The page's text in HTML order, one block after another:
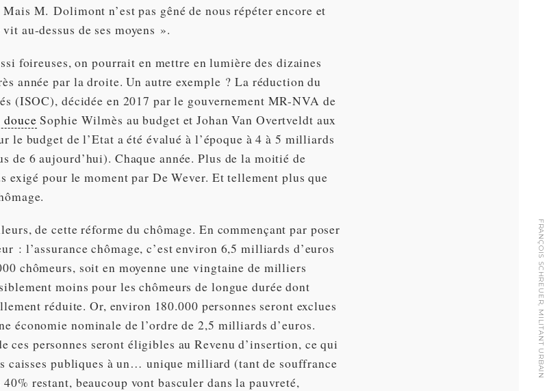
FRANÇOIS SCHREUER, MILITANT URBAIN
M. Dolimont n’est pas gêné de nous répéter encore et
au-dessus de ses moyens ».
foireuses, on pourrait en mettre en lumière des dizaines
année par la droite. Un autre exemple ? La réduction du
(ISOC), décidée en 2017 par le gouvernement MR-NVA de
douce Sophie Wilmès au budget et Johan Van Overtveldt aux
le budget de l’Etat a été évalué à l’époque à 4 à 5 milliards
de 6 aujourd’hui). Chaque année. Plus de la moitié de
pour le moment par De Wever. Et tellement plus que
de cette réforme du chômage. En commençant par poser
: l’assurance chômage, c’est environ 6,5 milliards d’euros
chômeurs, soit en moyenne une vingtaine de milliers
moins pour les chômeurs de longue durée dont
réduite. Or, environ 180.000 personnes seront exclues
économie nominale de l’ordre de 2,5 milliards d’euros.
ces personnes seront éligibles au Revenu d’insertion, ce qui
caisses publiques à un… unique milliard (tant de souffrance
restant, beaucoup vont basculer dans la pauvreté,